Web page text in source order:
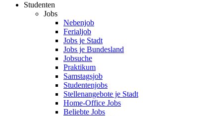
Studenten
Jobs
Nebenjob
Ferialjob
Jobs je Stadt
Jobs je Bundesland
Jobsuche
Praktikum
Samstagsjob
Studentenjobs
Stellenangebote je Stadt
Home-Office Jobs
Beliebte Jobs